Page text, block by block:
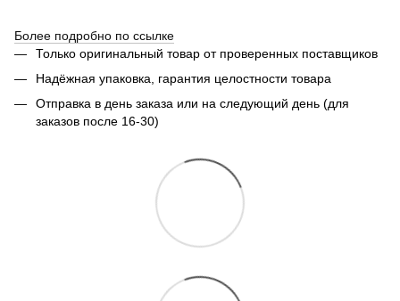
Более подробно по ссылке
Только оригинальный товар от проверенных поставщиков
Надёжная упаковка, гарантия целостности товара
Отправка в день заказа или на следующий день (для
заказов после 16-30)